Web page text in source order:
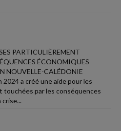
PARTICULIÈREMENT
ÉCONOMIQUES
NOUVELLE-CALÉDONIE
a créé une aide pour les
par les conséquences